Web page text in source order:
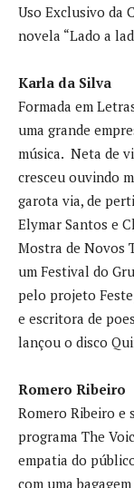
Uso Exclusivo da
novela “Lado a
Karla da Silva
Formada em
uma grande
música. Neta de
cresceu ouvindo
garota via, de
Elymar Santos e
Mostra de Novos
um Festival do
pelo projeto
e escritora de
lançou o disco
Romero Ribeiro
Romero Ribeiro e
programa The
empatia do
com uma